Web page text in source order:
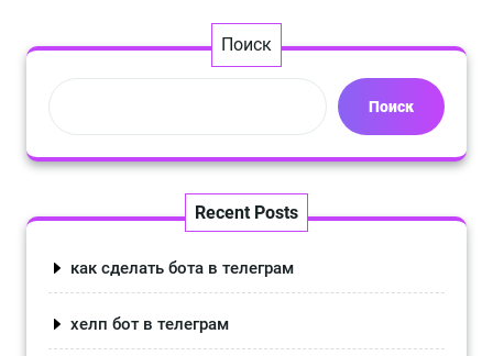
Поиск
Поиск
Recent Posts
как сделать бота в телеграм
хелп бот в телеграм